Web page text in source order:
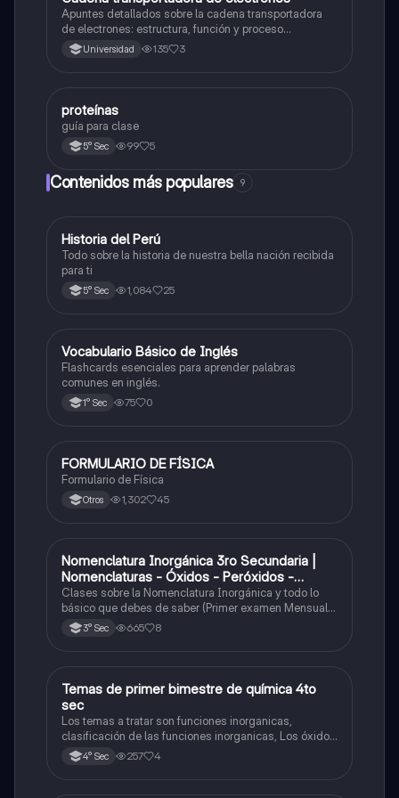
Apuntes detallados sobre la cadena transportadora
de electrones: estructura, función y proceso
bioquímico en la producción de ATP. Incluye
esquemas y explicaciones sobre los complejos
Universidad 135 3
Biología
proteínas
guía para clase
5° Sec 99 5
Contenidos más populares 9
Ciencias Sociales
Historia del Perú
Todo sobre la historia de nuestra bella nación recibida
para ti
5° Sec 1,084 25
VInglés
Vocabulario Básico de Inglés
Flashcards esenciales para aprender palabras
comunes en inglés.
1° Sec 75 0
Física
FORMULARIO DE FÍSICA
Formulario de Física
Otros 1,302 45
Química
Nomenclatura Inorgánica 3ro Secundaria |
Nomenclaturas - Óxidos - Peróxidos -
Hidróxido o Bases
Clases sobre la Nomenclatura Inorgánica y todo lo
básico que debes de saber (Primer examen Mensual
2025)3° Sec 665 8
Química
Temas de primer bimestre de química 4to
sec
Los temas a tratar son funciones inorganicas,
clasificación de las funciones inorganicas, Los óxidos
y los óxidos ácidos
4° Sec 257 4